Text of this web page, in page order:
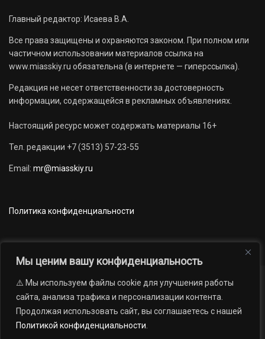
Мы ценим вашу конфиденциальность
⚠️ Мы используем файлы cookie для улучшения работы
сайта, анализа трафика и персонализации контента.
Продолжая использовать сайт, вы соглашаетесь с нашей
Политикой конфиденциальности
Главный редактор: Исаева В.А.
Все права защищены и охраняются законом. При полном или
частичном использовании материалов ссылка на
www.miasskiy.ru обязательна (в интернете — гиперссылка).
Редакция не несет ответственности за достоверность
информации, содержащейся в рекламных объявлениях.
Настоящий ресурс может содержать материалы 16+
Тел. редакции +7 (3513) 57-23-55
Email: mr@miasskiy.ru
Политика конфиденциальности
Новости Наши проекты
Официально
АРХИВ
16+
газеты «Миасский рабочий»; Областное государственное учреждение